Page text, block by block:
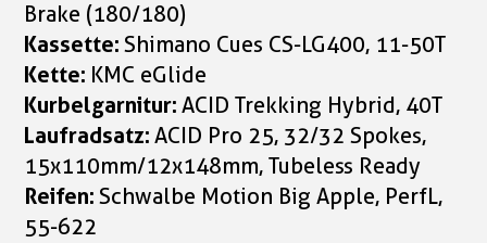
Brake (180/180)
Kassette:Shimano Cues CS-LG400, 11-50T
Kette: KMC eGlide
Kurbelgarnitur:ACID Trekking Hybrid, 40T
Laufradsatz:ACID Pro 25, 32/32 Spokes,
15x110mm/12x148mm, Tubeless Ready
Reifen:Schwalbe Motion Big Apple, PerfL,
55-622